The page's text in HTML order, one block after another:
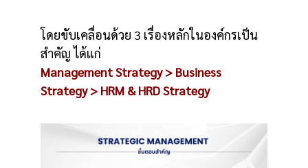
โดยขับเคลื่อนด้วย 3 เรื่องหลักในองค์กรเป็น
สำคัญ ได้แก่
Management Strategy > Business
Strategy > HRM & HRD Strategy